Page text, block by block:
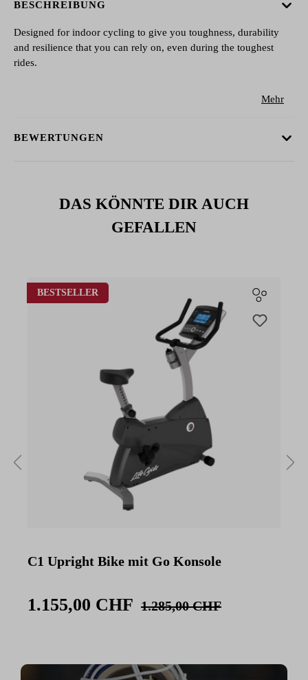
BESCHREIBUNG
Designed for indoor cycling to give you toughness, durability
and resilience that you can rely on, even during the toughest
rides.
Mehr
BEWERTUNGEN
DAS KÖNNTE DIR AUCH
GEFALLEN
Produktgalerie überspringen
BESTSELLER
C1 Upright Bike mit Go Konsole
1.155,00 CHF 1.285,00 CHF